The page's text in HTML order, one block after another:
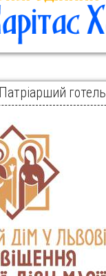
Патріарший готель